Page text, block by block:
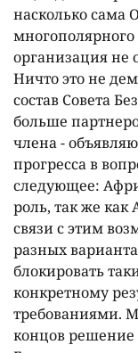
насколько сама
организация не
Ничто это не
состав Совета
больше
члена -
прогресса в
следующее:
роль, так же
связи с этим
разных
блокировать
конкретному
требованиями.
концов решение